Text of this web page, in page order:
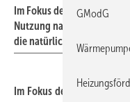
Im Fokus des neuen
Nutzung natürlicher
die natürliche Kältemittel
Im Fokus des neuen
GModG